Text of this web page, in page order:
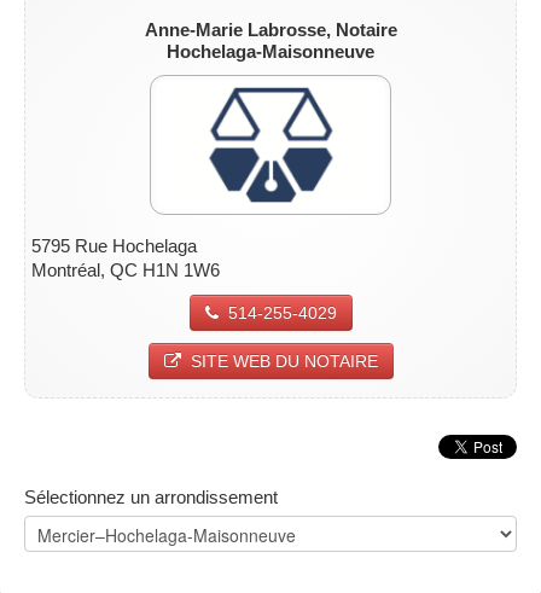
Anne-Marie Labrosse, Notaire
Hochelaga-Maisonneuve
5795 Rue Hochelaga
Montréal, QC H1N 1W6
514-255-4029
SITE WEB DU NOTAIRE
Sélectionnez un arrondissement